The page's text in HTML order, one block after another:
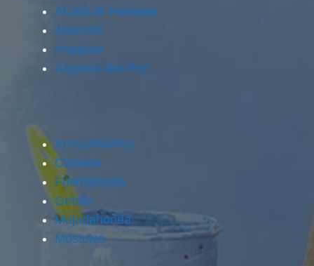
Alcalá de Henares
Alcorcón
Aranjuez
Arganda del Rey
Arroyomolinos
Coslada
Fuenlabrada
Getafe
Majadahonda
Móstoles